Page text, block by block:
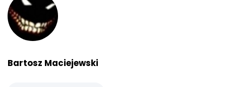
Bartosz Maciejewski